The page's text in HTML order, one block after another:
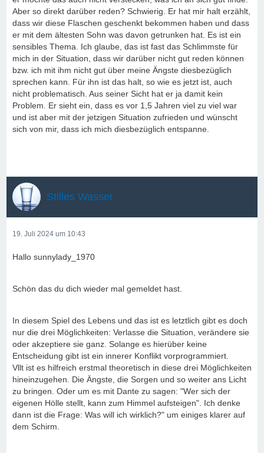
Aber so direkt darüber reden? Schwierig. Er hat mir halt erzählt,
dass wir diese Flaschen geschenkt bekommen haben und dass
er mit dem ältesten Sohn was davon getrunken hat. Es ist ein
sensibles Thema. Ich glaube, das ist fast das Schlimmste für
mich in der Situation, dass wir darüber nicht gut reden können
bzw. ich mit ihm nicht gut über meine Ängste diesbezüglich
sprechen kann. Für ihn ist das halt, so wie es jetzt ist, auch
nicht problematisch. Aus seiner Sicht hat er ja damit kein
Problem. Er sieht ein, dass es vor 1,5 Jahren viel zu viel war
und ist aber mit der jetzigen Situation zufrieden und wünscht
sich von mir, dass ich mich diesbezüglich entspanne.
Stilles Wasser
19. Juli 2024 um 10:43
Hallo sunnylady_1970
Schön das du dich wieder mal gemeldet hast.
In diesem Spiel des Lebens und das ist es letztlich gibt es doch
nur die drei Möglichkeiten: Verlasse die Situation, verändere sie
oder akzeptiere sie ganz. Solange es hierüber keine
Entscheidung gibt ist ein innerer Konflikt vorprogrammiert.
Vllt ist es hilfreich erstmal theoretisch in diese drei Möglichkeiten
hineinzugehen. Die Ängste, die Sorgen und so weiter ans Licht
zu bringen. Oder um es mit Dante zu sagen: "Wer sich der
eigenen Hölle stellt, kann zum Himmel aufsteigen". Ich denke
dann ist die Frage: Was will ich wirklich?" um einiges klarer auf
dem Schirm.